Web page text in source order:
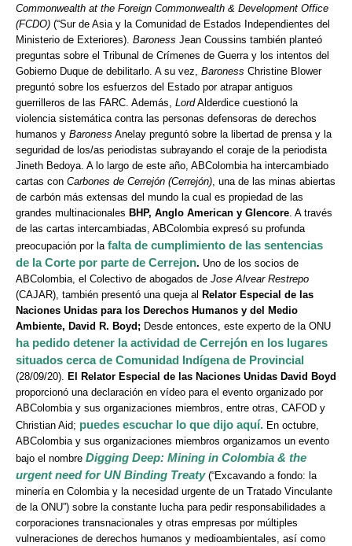
Commonwealth at the Foreign Commonwealth & Development Office
(FCDO) (“Sur de Asia y la Comunidad de Estados Independientes del
Ministerio de Exteriores). Baroness Jean Coussins también planteó
preguntas sobre el Tribunal de Crímenes de Guerra y los intentos del
Gobierno Duque de debilitarlo. A su vez, Baroness Christine Blower
preguntó sobre los esfuerzos del Estado por atrapar antiguos
guerrilleros de las FARC. Además, LordAlderdice cuestionó la
violencia sistemática contra las personas defensoras de derechos
humanos y Baroness Anelay preguntó sobre la libertad de prensa y la
seguridad de los/as periodistas subrayando el coraje de la periodista
Jineth Bedoya. A lo largo de este año, ABColombia ha intercambiado
cartas con Carbones de Cerrejón (Cerrejón), una de las minas abiertas
de carbón más extensas del mundo la cual es propiedad de las
grandes multinacionales BHP, Anglo American y Glencore. A través
de las cartas intercambiadas, ABColombia expresó su profunda
preocupación por la falta de cumplimiento de las sentencias
de la Corte por parte de Cerrejon. Uno de los socios de
ABColombia, el Colectivo de abogados de Jose Alvear Restrepo
(CAJAR), también presentó una queja al Relator Especial de las
Naciones Unidas para los Derechos Humanos y del Medio
Ambiente, David R. Boyd; Desde entonces, este experto de la ONU
ha pedido detener la actividad de Cerrejón en los lugares
situados cerca de Comunidad Indígena de Provincial
(28/09/20). El Relator Especial de las Naciones Unidas David Boyd
proporcionó una declaración en vídeo para el evento organizado por
ABColombia y sus organizaciones miembros, entre otras, CAFOD y
Christian Aid; puedes escuchar lo que dijo aquí. En octubre,
ABColombia y sus organizaciones miembros organizamos un evento
bajo el nombre Digging Deep: Mining in Colombia & the
urgent need for UN Binding Treaty(“Excavando a fondo: la
minería en Colombia y la necesidad urgente de un Tratado Vinculante
de la ONU”) sobre la constante lucha para pedir responsabilidades a
corporaciones transnacionales y otras empresas por múltiples
vulneraciones de derechos humanos y medioambientales, así como